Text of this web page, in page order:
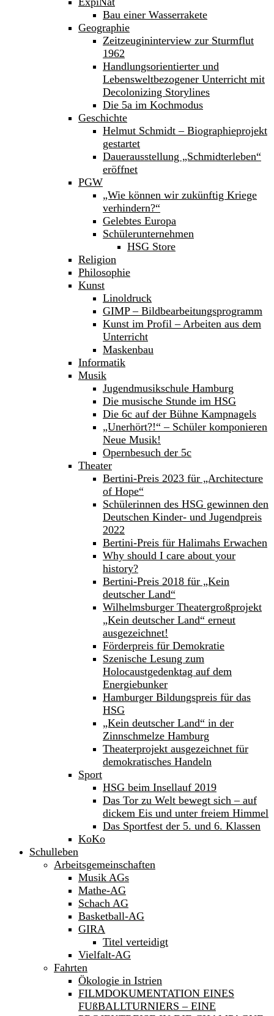
Bau einer Wasserrakete
Geographie
Zeitzeugininterview zur Sturmflut
1962
Handlungsorientierter und
Lebensweltbezogener Unterricht mit
Decolonizing Storylines
Die 5a im Kochmodus
Geschichte
Helmut Schmidt – Biographieprojekt
gestartet
Dauerausstellung „Schmidterleben“
eröffnet
PGW
„Wie können wir zukünftig Kriege
verhindern?“
Gelebtes Europa
Schülerunternehmen
HSG Store
Religion
Philosophie
Kunst
Linoldruck
GIMP – Bildbearbeitungsprogramm
Kunst im Profil – Arbeiten aus dem
Unterricht
Maskenbau
Informatik
Musik
Jugendmusikschule Hamburg
Die musische Stunde im HSG
Die 6c auf der Bühne Kampnagels
„Unerhört?!“ – Schüler komponieren
Neue Musik!
Opernbesuch der 5c
Theater
Bertini-Preis 2023 für „Architecture
of Hope“
Schülerinnen des HSG gewinnen den
Deutschen Kinder- und Jugendpreis
2022
Bertini-Preis für Halimahs Erwachen
Why should I care about your
history?
Bertini-Preis 2018 für „Kein
deutscher Land“
Wilhelmsburger Theatergroßprojekt
„Kein deutscher Land“ erneut
ausgezeichnet!
Förderpreis für Demokratie
Szenische Lesung zum
Holocaustgedenktag auf dem
Energiebunker
Hamburger Bildungspreis für das
HSG
„Kein deutscher Land“ in der
Zinnschmelze Hamburg
Theaterprojekt ausgezeichnet für
demokratisches Handeln
Sport
HSG beim Insellauf 2019
Das Tor zu Welt bewegt sich – auf
dickem Eis und unter freiem Himmel
Das Sportfest der 5. und 6. Klassen
KoKo
Schulleben
Arbeitsgemeinschaften
Musik AGs
Mathe-AG
Schach AG
Basketball-AG
GIRA
Titel verteidigt
Vielfalt-AG
Fahrten
Ökologie in Istrien
FILMDOKUMENTATION EINES
FUßBALLTURNIERS – EINE